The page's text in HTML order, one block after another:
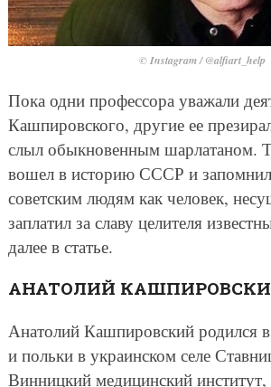
© Instagram / @alfiart_help
Пока одни профессора уважали
Кашпировского, другие ее
слыл обыкновенным шарлатаном.
вошел в историю СССР и
советским людям как человек,
заплатил за славу целителя
далее в статье.
АНАТОЛИЙ
Анатолий Кашпировский родился
и польки в украинском селе
Винницкий медицинский